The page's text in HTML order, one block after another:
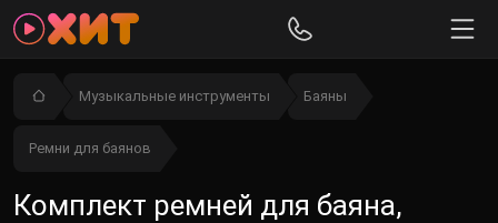
Музыкальные инструменты Баяны
Ремни для баянов
Комплект ремней для баяна,